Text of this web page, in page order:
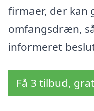
firmaer, der kan
omfangsdræn,
informeret
Få 3 tilbud,